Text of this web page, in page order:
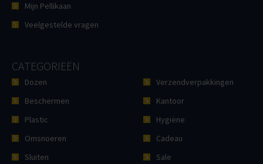
Mijn Pellikaan
Veelgestelde vragen
CATEGORIEËN
Dozen
Beschermen
Plastic
Omsnoeren
Sluiten
Verzendverpakkingen
Kantoor
Hygiëne
Cadeau
Sale